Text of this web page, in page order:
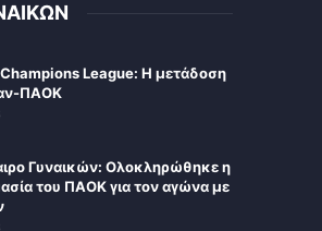
Champions League: Η μετάδοση
ΠΑΟΚ
Γυναικών: Ολοκληρώθηκε η
του ΠΑΟΚ για τον αγώνα με